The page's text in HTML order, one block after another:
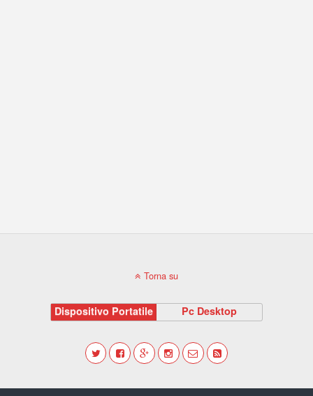
Torna su
Dispositivo Portatile Pc Desktop